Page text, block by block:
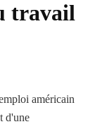
travail
américain
d'une